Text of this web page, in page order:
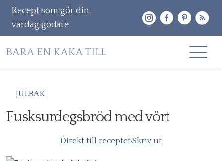
Recept som gör din
vardag godare
vidare
till
OM MIG
JULBAK
Fusksurdegsbröd med vört
Direkt till receptet·Skriv ut